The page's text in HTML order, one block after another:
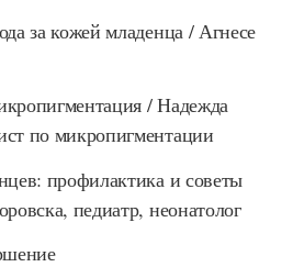
за кожей младенца / Агнесе
/ Надежда
по микропигментации
профилактика и советы
педиатр, неонатолог